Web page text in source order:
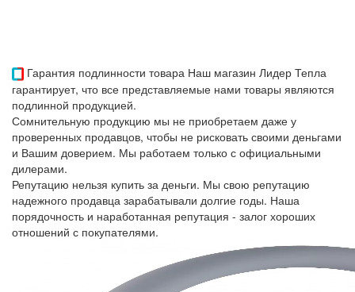
Гарантия подлинности товара Наш магазин Лидер Тепла
гарантирует, что все представляемые нами товары являются
подлинной продукцией.
Сомнительную продукцию мы не приобретаем даже у
проверенных продавцов, чтобы не рисковать своими деньгами
и Вашим доверием. Мы работаем только с официальными
дилерами.
Репутацию нельзя купить за деньги. Мы свою репутацию
надежного продавца зарабатывали долгие годы. Наша
порядочность и наработанная репутация - залог хороших
отношений с покупателями.